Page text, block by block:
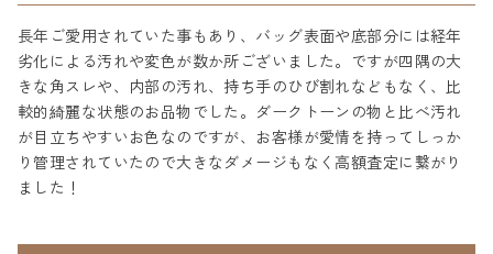
長年ご愛用されていた事もあり、バッグ表面や底部分には経年
劣化による汚れや変色が数か所ございました。ですが四隅の大
きな角スレや、内部の汚れ、持ち手のひび割れなどもなく、比
較的綺麗な状態のお品物でした。ダークトーンの物と比べ汚れ
が目立ちやすいお色なのですが、お客様が愛情を持ってしっか
り管理されていたので大きなダメージもなく高額査定に繋がり
ました！